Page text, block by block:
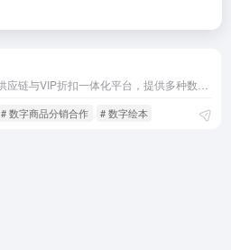
# 数字商品分销合作 # 数字绘本